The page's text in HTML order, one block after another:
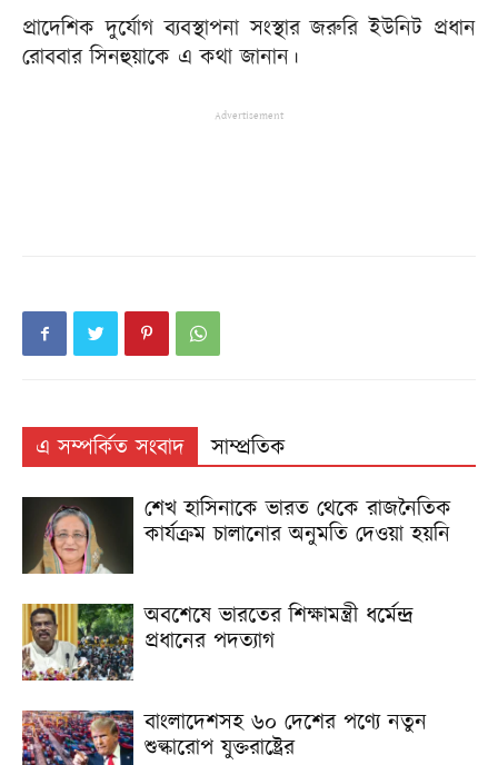
প্রাদেশিক দুর্যোগ ব্যবস্থাপনা সংস্থার জরুরি ইউনিট প্রধান
রোববার সিনহুয়াকে এ কথা জানান।
Advertisement
এ সম্পর্কিত সংবাদ
সাম্প্রতিক
শেখ হাসিনাকে ভারত থেকে রাজনৈতিক
কার্যক্রম চালানোর অনুমতি দেওয়া হয়নি
অবশেষে ভারতের শিক্ষামন্ত্রী ধর্মেন্দ্র
প্রধানের পদত্যাগ
বাংলাদেশসহ ৬০ দেশের পণ্যে নতুন
শুল্কারোপ যুক্তরাষ্ট্রের